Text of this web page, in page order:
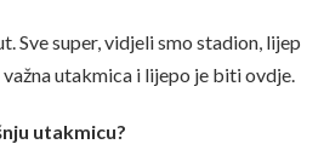
Sve super, vidjeli smo stadion, lijep
utakmica i lijepo je biti ovdje.
utakmicu?